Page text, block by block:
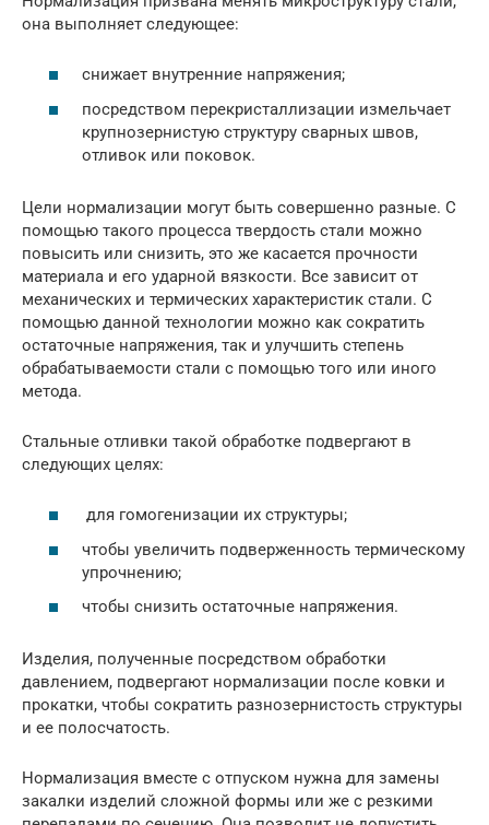
она выполняет следующее:
снижает внутренние напряжения;
посредством перекристаллизации измельчает
крупнозернистую структуру сварных швов,
отливок или поковок.
Цели нормализации могут быть совершенно разные. С
помощью такого процесса твердость стали можно
повысить или снизить, это же касается прочности
материала и его ударной вязкости. Все зависит от
механических и термических характеристик стали. С
помощью данной технологии можно как сократить
остаточные напряжения, так и улучшить степень
обрабатываемости стали с помощью того или иного
метода.
Стальные отливки такой обработке подвергают в
следующих целях:
для гомогенизации их структуры;
чтобы увеличить подверженность термическому
упрочнению;
чтобы снизить остаточные напряжения.
Изделия, полученные посредством обработки
давлением, подвергают нормализации после ковки и
прокатки, чтобы сократить разнозернистость структуры
и ее полосчатость.
Нормализация вместе с отпуском нужна для замены
закалки изделий сложной формы или же с резкими